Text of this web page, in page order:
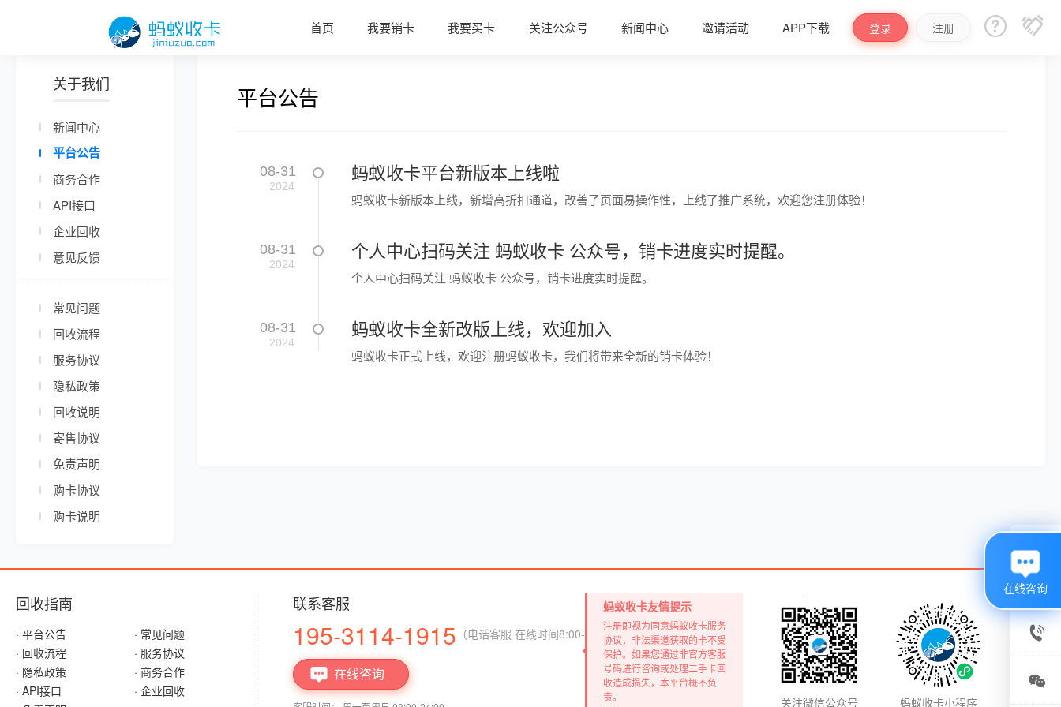
首页 我要销卡 我要买卡 关注公众号 新闻中心 邀请活动 APP下载 登录 注册  
关于我们
新闻中心
平台公告
商务合作
API接口
企业回收
意见反馈
常见问题
回收流程
服务协议
隐私政策
回收说明
寄售协议
免责声明
购卡协议
购卡说明
平台公告
08-31
2024
蚂蚁收卡平台新版本上线啦
蚂蚁收卡新版本上线，新增高折扣通道， 改善了页面易操作性，上线了推广系统， 欢迎您注册体验！
08-31
2024
个人中心扫码关注 蚂蚁收卡 公众号，销卡进度实时提醒。
个人中心扫码关注 蚂蚁收卡 公众号，销卡进度实时提醒。
08-31
2024
蚂蚁收卡全新改版上线，欢迎加入
蚂蚁收卡正式上线，欢迎注册蚂蚁收卡，我们将带来全新的销卡体验！
回收指南
· 平台公告
· 常见问题
· 回收流程
· 服务协议
· 隐私政策
· 商务合作
· API接口
· 企业回收
联系客服
195-3114-1915 （电话客服 在线时间8:00-23:00）
 在线咨询
蚂蚁收卡友情提示
注册即视为同意蚂蚁收卡服务
协议，非法渠道获取的卡不受
保护。如果您通过非官方客服
号码进行咨询或处理二手卡回
收造成损失，本平台概不负
责。
关注微信公众号 蚂蚁收卡小程序

在线咨询

客服
电话
